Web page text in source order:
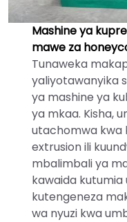
Mashine ya
mawe za
Tunaweka
yaliyotawanyika
ya mashine ya
ya mkaa. Kisha,
utachomwa kwa
extrusion ili
mbalimbali ya
kawaida
kutengeneza
wa nyuzi kwa